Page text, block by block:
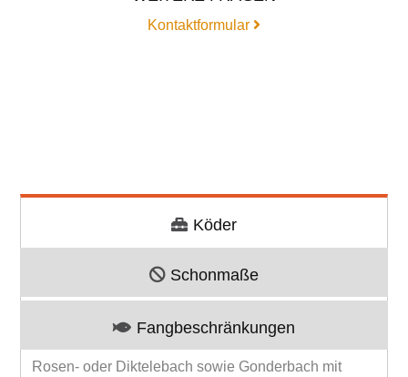
Kontaktformular
Köder
Schonmaße
Fangbeschränkungen
Rosen- oder Diktelebach sowie Gonderbach mit